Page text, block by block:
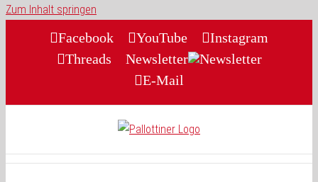
Zum Inhalt springen
Facebook YouTube
Instagram
Threads
Newsletter
E-Mail